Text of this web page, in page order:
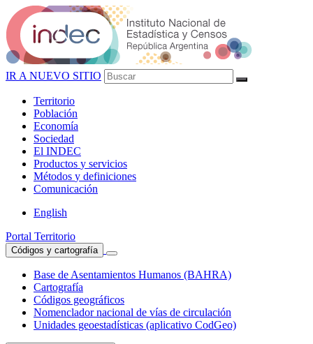
IR A NUEVO SITIO
Territorio
Población
Economía
Sociedad
El INDEC
Productos y servicios
Métodos y definiciones
Comunicación
English
Portal Territorio
Códigos y cartografía
Base de Asentamientos Humanos (BAHRA)
Cartografía
Códigos geográficos
Nomenclador nacional de vías de circulación
Unidades geoestadísticas (aplicativo CodGeo)